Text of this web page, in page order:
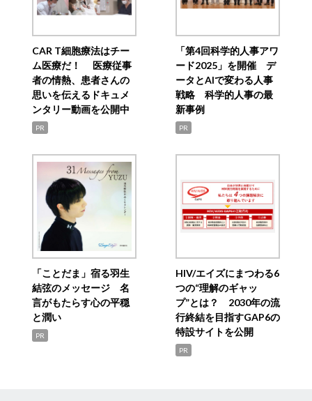
CAR T細胞療法はチー
ム医療だ！ 医療従事
者の情熱、患者さんの
思いを伝えるドキュメ
ンタリー動画を公開中
PR
「第4回科学的人事アワ
ード2025」を開催 デ
ータとAIで変わる人事
戦略 科学的人事の最
新事例
PR
「ことだま」宿る羽生
結弦のメッセージ 名
言がもたらす心の平穏
と潤い
PR
HIV/エイズにまつわる6
つの“理解のギャッ
プ”とは？ 2030年の流
行終結を目指すGAP6の
特設サイトを公開
PR